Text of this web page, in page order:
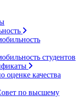
студентов
оценке качества
по высшему